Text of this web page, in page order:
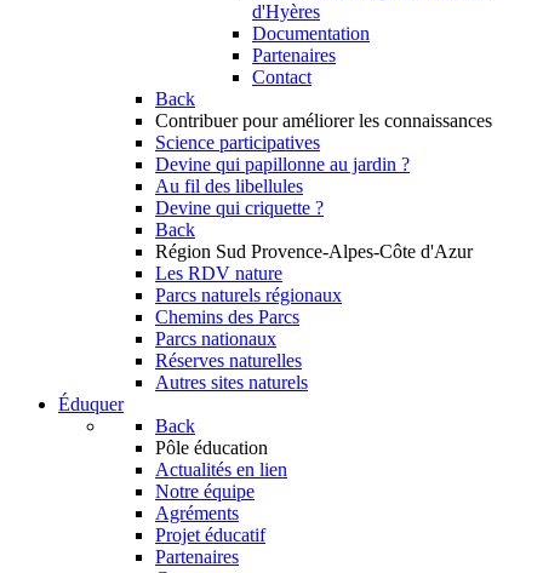
d'Hyères
Documentation
Partenaires
Contact
Back
Contribuer pour améliorer les connaissances
Science participatives
Devine qui papillonne au jardin ?
Au fil des libellules
Devine qui criquette ?
Back
Région Sud Provence-Alpes-Côte d'Azur
Les RDV nature
Parcs naturels régionaux
Chemins des Parcs
Parcs nationaux
Réserves naturelles
Autres sites naturels
Éduquer
Back
Pôle éducation
Actualités en lien
Notre équipe
Agréments
Projet éducatif
Partenaires